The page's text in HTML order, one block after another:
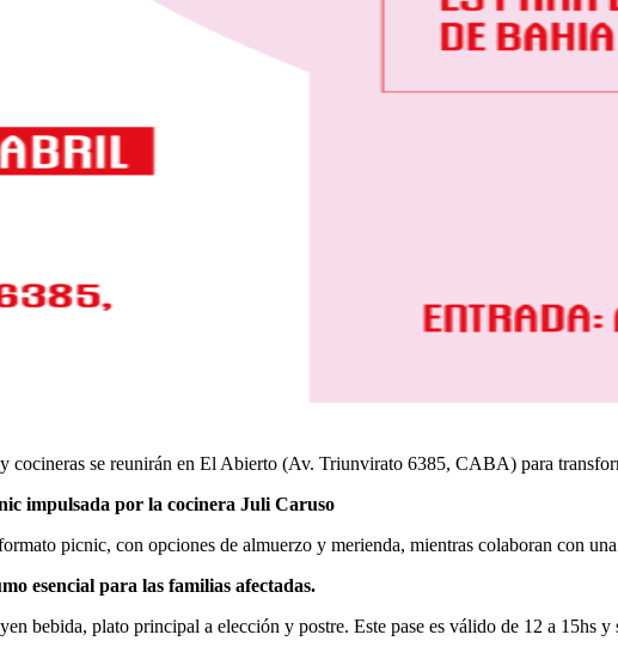
cocineras se reunirán en El Abierto (Av. Triunvirato 6385, CABA) para
impulsada por la cocinera Juli Caruso
picnic, con opciones de almuerzo y merienda, mientras colaboran con
esencial para las familias afectadas.
bebida, plato principal a elección y postre. Este pase es válido de 12 a 15hs y